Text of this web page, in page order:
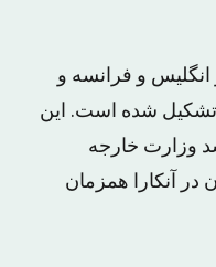
انگلیس و فرانسه و
تشکیل شده است. این
وزارت خارجه
در آنکارا همزمان